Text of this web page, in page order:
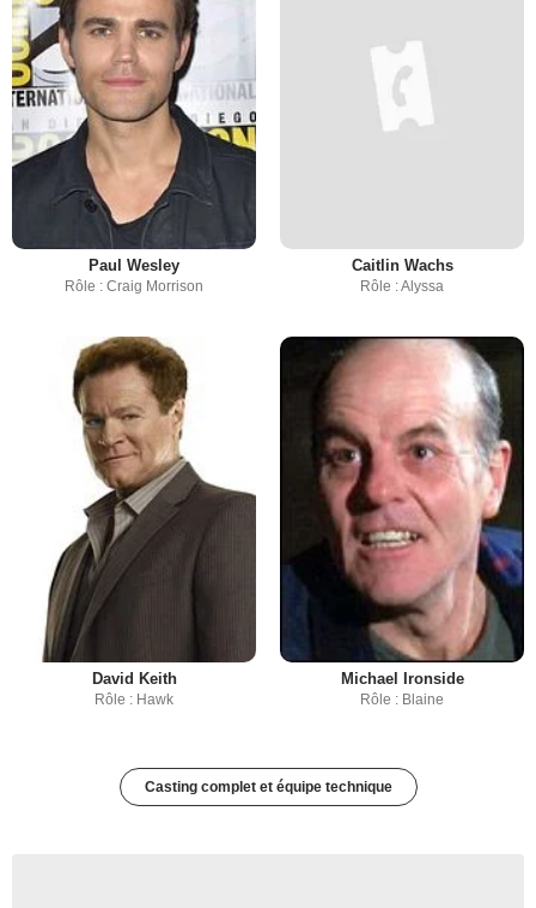
Paul Wesley
Rôle : Craig Morrison
Caitlin Wachs
Rôle : Alyssa
David Keith
Rôle : Hawk
Michael Ironside
Rôle : Blaine
Casting complet et équipe technique